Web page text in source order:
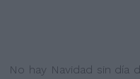
No hay Navidad sin día